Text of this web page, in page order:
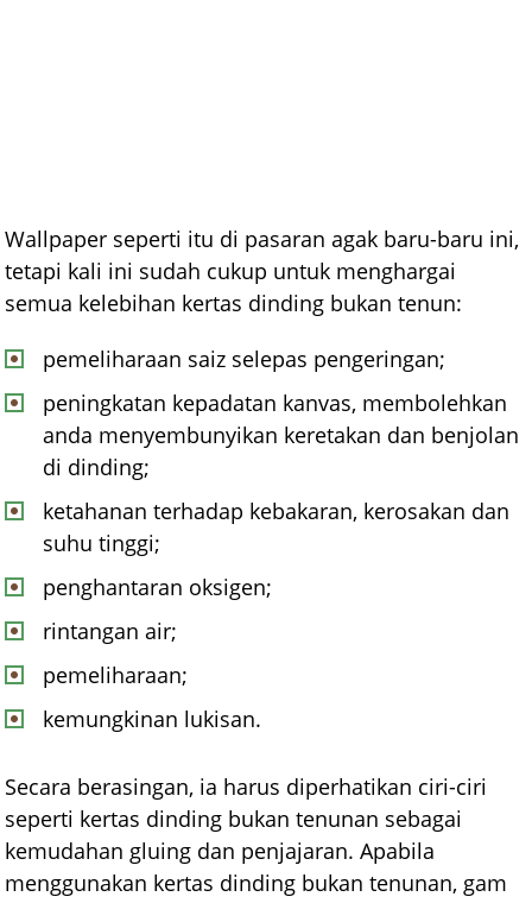
Wallpaper seperti itu di pasaran agak baru-baru ini,
tetapi kali ini sudah cukup untuk menghargai
semua kelebihan kertas dinding bukan tenun:
pemeliharaan saiz selepas pengeringan;
peningkatan kepadatan kanvas, membolehkan
anda menyembunyikan keretakan dan benjolan
di dinding;
ketahanan terhadap kebakaran, kerosakan dan
suhu tinggi;
penghantaran oksigen;
rintangan air;
pemeliharaan;
kemungkinan lukisan.
Secara berasingan, ia harus diperhatikan ciri-ciri
seperti kertas dinding bukan tenunan sebagai
kemudahan gluing dan penjajaran. Apabila
menggunakan kertas dinding bukan tenunan, gam